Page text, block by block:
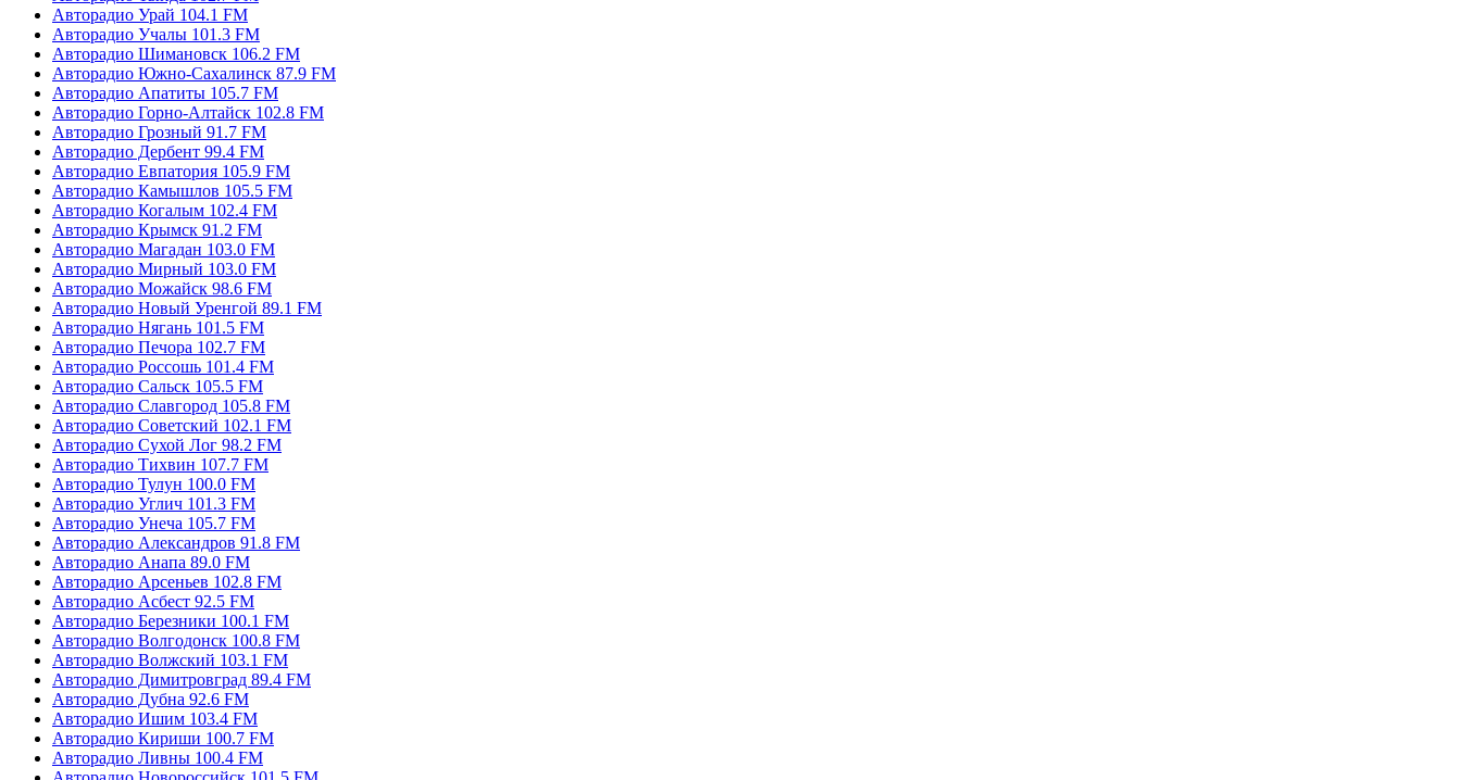
Авторадио Урай 104.1 FM
Авторадио Учалы 101.3 FM
Авторадио Шимановск 106.2 FM
Авторадио Южно-Сахалинск 87.9 FM
Авторадио Апатиты 105.7 FM
Авторадио Горно-Алтайск 102.8 FM
Авторадио Грозный 91.7 FM
Авторадио Дербент 99.4 FM
Авторадио Евпатория 105.9 FM
Авторадио Камышлов 105.5 FM
Авторадио Когалым 102.4 FM
Авторадио Крымск 91.2 FM
Авторадио Магадан 103.0 FM
Авторадио Мирный 103.0 FM
Авторадио Можайск 98.6 FM
Авторадио Новый Уренгой 89.1 FM
Авторадио Нягань 101.5 FM
Авторадио Печора 102.7 FM
Авторадио Россошь 101.4 FM
Авторадио Сальск 105.5 FM
Авторадио Славгород 105.8 FM
Авторадио Советский 102.1 FM
Авторадио Сухой Лог 98.2 FM
Авторадио Тихвин 107.7 FM
Авторадио Тулун 100.0 FM
Авторадио Углич 101.3 FM
Авторадио Унеча 105.7 FM
Авторадио Александров 91.8 FM
Авторадио Анапа 89.0 FM
Авторадио Арсеньев 102.8 FM
Авторадио Асбест 92.5 FM
Авторадио Березники 100.1 FM
Авторадио Волгодонск 100.8 FM
Авторадио Волжский 103.1 FM
Авторадио Димитровград 89.4 FM
Авторадио Дубна 92.6 FM
Авторадио Ишим 103.4 FM
Авторадио Кириши 100.7 FM
Авторадио Ливны 100.4 FM